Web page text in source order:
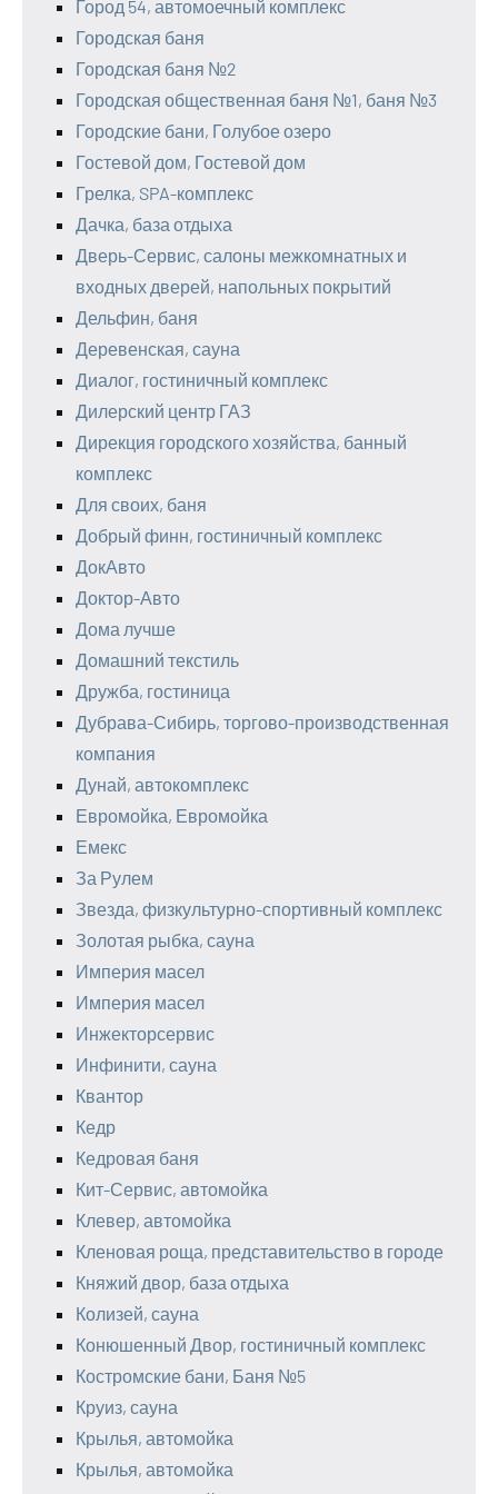
Город 54, автомоечный комплекс
Городская баня
Городская баня №2
Городская общественная баня №1, баня №3
Городские бани, Голубое озеро
Гостевой дом, Гостевой дом
Грелка, SPA-комплекс
Дачка, база отдыха
Дверь-Сервис, салоны межкомнатных и
входных дверей, напольных покрытий
Дельфин, баня
Деревенская, сауна
Диалог, гостиничный комплекс
Дилерский центр ГАЗ
Дирекция городского хозяйства, банный
комплекс
Для своих, баня
Добрый финн, гостиничный комплекс
ДокАвто
Доктор-Авто
Дома лучше
Домашний текстиль
Дружба, гостиница
Дубрава-Сибирь, торгово-производственная
компания
Дунай, автокомплекс
Евромойка, Евромойка
Емекс
За Рулем
Звезда, физкультурно-спортивный комплекс
Золотая рыбка, сауна
Империя масел
Империя масел
Инжекторсервис
Инфинити, сауна
Квантор
Кедр
Кедровая баня
Кит-Сервис, автомойка
Клевер, автомойка
Кленовая роща, представительство в городе
Княжий двор, база отдыха
Колизей, сауна
Конюшенный Двор, гостиничный комплекс
Костромские бани, Баня №5
Круиз, сауна
Крылья, автомойка
Крылья, автомойка